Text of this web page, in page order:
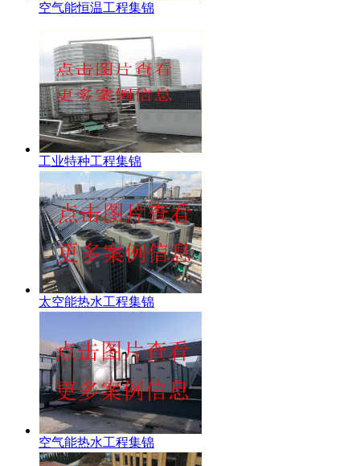
空气能恒温工程集锦
工业特种工程集锦
太空能热水工程集锦
空气能热水工程集锦